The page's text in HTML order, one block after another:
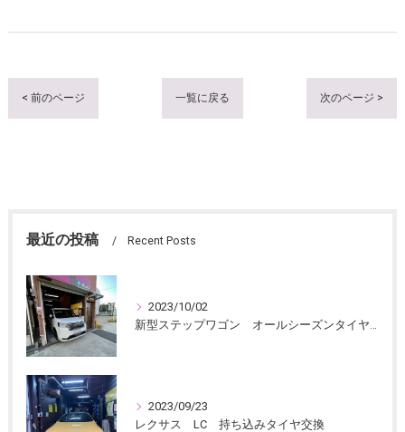
< 前のページ 一覧に戻る 次のページ >
最近の投稿 Recent Posts
2023/10/02
新型ステップワゴン オールシーズンタイヤ交換
2023/09/23
レクサス LC 持ち込みタイヤ交換